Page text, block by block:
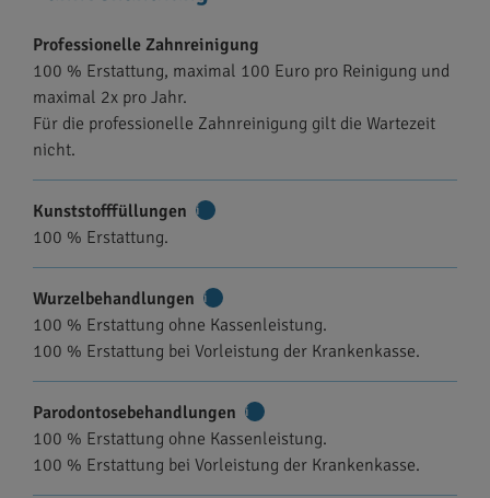
Professionelle Zahnreinigung
100 % Erstattung, maximal 100 Euro pro Reinigung und
maximal 2x pro Jahr.
Für die professionelle Zahnreinigung gilt die Wartezeit
nicht.
Kunststofffüllungen
100 % Erstattung.
Wurzelbehandlungen
Informationen
100 % Erstattung ohne Kassenleistung.
100 % Erstattung bei Vorleistung der Krankenkasse.
Parodontosebehandlungen
Informationen
100 % Erstattung ohne Kassenleistung.
100 % Erstattung bei Vorleistung der Krankenkasse.